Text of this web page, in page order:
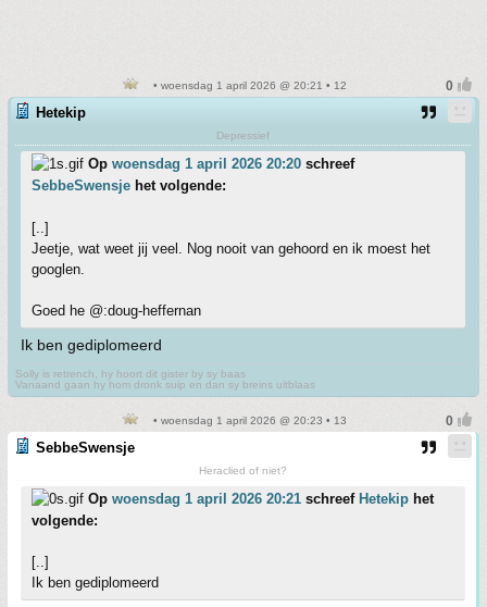
• woensdag 1 april 2026 @ 20:21 • 12
Hetekip
Depressief
Op woensdag 1 april 2026 20:20 schreef
SebbeSwensje het volgende:
[..]
Jeetje, wat weet jij veel. Nog nooit van gehoord en ik moest het
googlen.
Goed he @:doug-heffernan
Ik ben gediplomeerd
Solly is retrench, hy hoort dit gister by sy baas
Vanaand gaan hy hom dronk suip en dan sy breins uitblaas
• woensdag 1 april 2026 @ 20:23 • 13
SebbeSwensje
Heraclied of niet?
Op woensdag 1 april 2026 20:21 schreef Hetekip het
volgende:
[..]
Ik ben gediplomeerd